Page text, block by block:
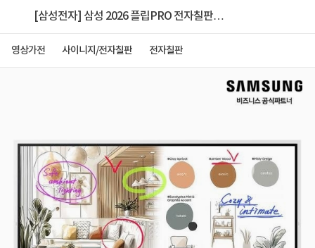
[삼성전자] 삼성 2026 플립PRO 전자칠판
영상가전 사이니지/전자칠판 전자칠판